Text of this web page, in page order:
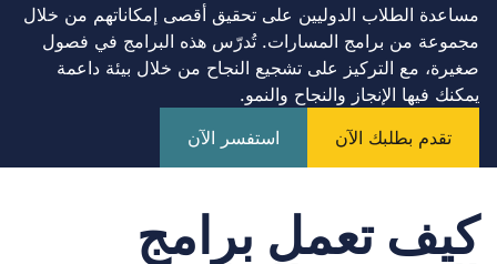
مساعدة الطلاب الدوليين على تحقيق أقصى إمكاناتهم من خلال
مجموعة من برامج المسارات. تُدرّس هذه البرامج في فصول
صغيرة، مع التركيز على تشجيع النجاح من خلال بيئة داعمة
يمكنك فيها الإنجاز والنجاح والنمو.
تقدم بطلبك الآن
استفسر الآن
كيف تعمل برامج